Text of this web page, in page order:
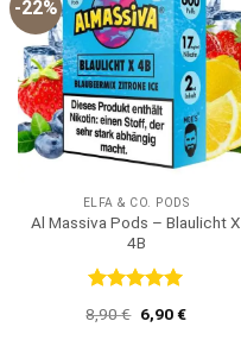
-22%
ELFA & CO. PODS
Al Massiva Pods – Blaulicht X
4B
Bewertet
mit 5 von
8,90€ Ursprünglicher
Preis
6,90€Aktueller